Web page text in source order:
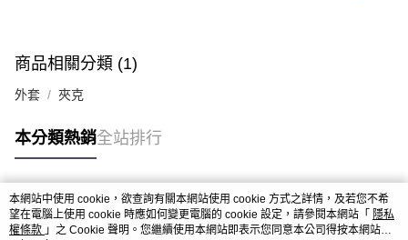
商品相關分類 (1)
外套 夾克
本分類熱銷全站排行
熱門標籤
本網站中使用 cookie，欲查詢有關本網站使用 cookie 方式之詳情，及若您不希
望在電腦上使用 cookie 時應如何變更電腦的 cookie 設定，請參閱本網站「 隱私
權條款 」之 Cookie 聲明。您繼續使用本網站即表示您同意本公司得按本網站使